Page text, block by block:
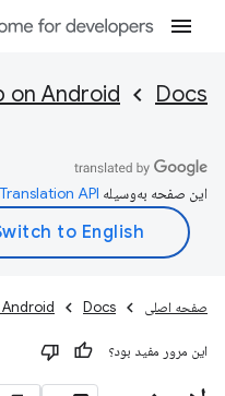
Docs
on Android
این صفحه به‌وسیله
صفحه اصلی Docs
این مرور مفید بود؟